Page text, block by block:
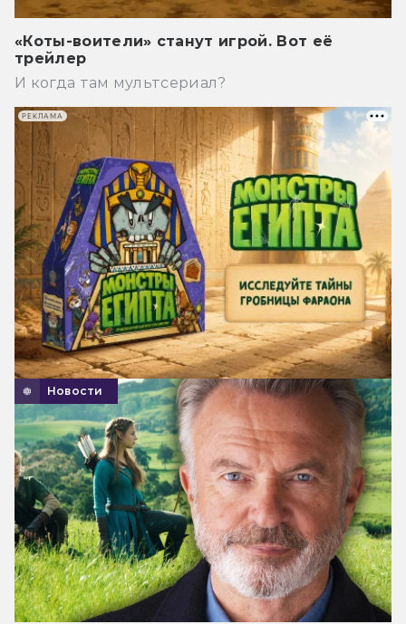
«Коты-воители» станут игрой. Вот её
трейлер
И когда там мультсериал?
Новости
РЕКЛАМА